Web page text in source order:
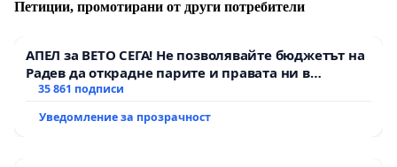
Петиции, промотирани от други потребители
АПЕЛ за ВЕТО СЕГА! Не позволявайте бюджетът на
Радев да открадне парите и правата ни в
тъмното
35 861 подписи
Уведомление за прозрачност